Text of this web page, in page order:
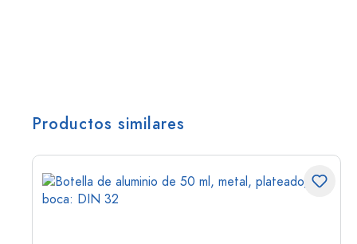
Productos similares